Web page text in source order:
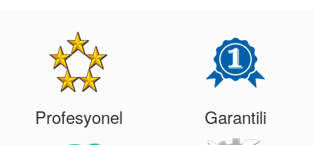
Profesyonel Garantili